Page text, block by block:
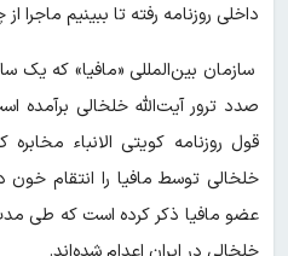
داخلی روزنامه رفته تا ببینیم ماجرا
سازمان بین‌المللی «مافیا» که یک
صدد ترور آیت‌الله خلخالی برآمده
قول روزنامه کویتی الانباء
خلخالی توسط مافیا را انتقام خون
عضو مافیا ذکر کرده است که طی